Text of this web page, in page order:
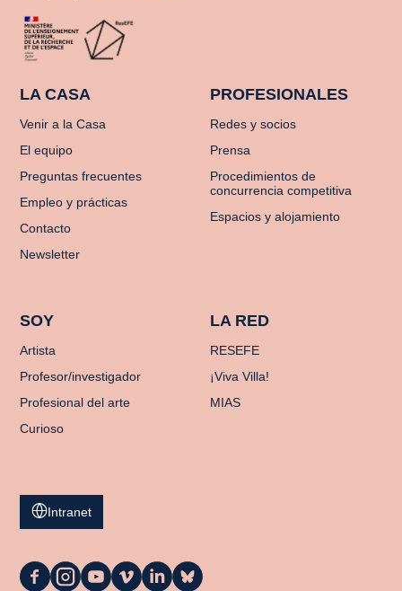
LA CASA
Venir a la Casa
El equipo
Preguntas frecuentes
Empleo y prácticas
Contacto
Newsletter
PROFESIONALES
Redes y socios
Prensa
Procedimientos de
concurrencia competitiva
Espacios y alojamiento
SOY
Artista
Profesor/investigador
Profesional del arte
Curioso
LA RED
RESEFE
¡Viva Villa!
MIAS
Intranet
La La La La La La